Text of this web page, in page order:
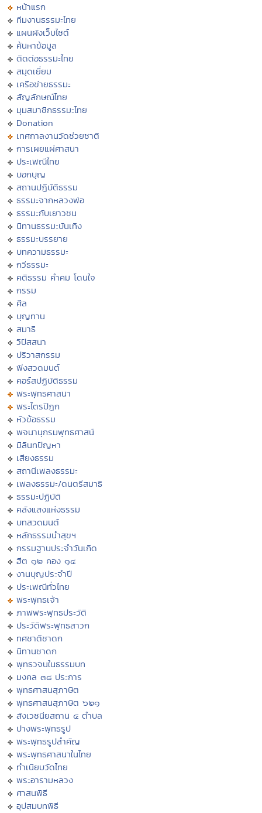
หน้าแรก
ทีมงานธรรมะไทย
แผนผังเว็บไซต์
ค้นหาข้อมูล
ติดต่อธรรมะไทย
สมุดเยี่ยม
เครือข่ายธรรมะ
สัญลักษณ์ไทย
มุมสมาชิกธรรมะไทย
Donation
เทศกาลงานวัดช่วยชาติ
การเผยแผ่ศาสนา
ประเพณีไทย
บอกบุญ
สถานปฏิบัติธรรม
ธรรมะจากหลวงพ่อ
ธรรมะกับเยาวชน
นิทานธรรมะบันเทิง
ธรรมะบรรยาย
บทความธรรมะ
กวีธรรมะ
คติธรรม คำคม โดนใจ
กรรม
ศีล
บุญทาน
สมาธิ
วิปัสสนา
ปริวาสกรรม
ฟังสวดมนต์
คอร์สปฏิบัติธรรม
พระพุทธศาสนา
พระไตรปิฏก
หัวข้อธรรม
พจนานุกรมพุทธศาสน์
มิลินทปัญหา
เสียงธรรม
สถานีเพลงธรรมะ
เพลงธรรมะ/ดนตรีสมาธิ
ธรรมะปฏิบัติ
คลังแสงแห่งธรรม
บทสวดมนต์
หลักธรรมนำสุขฯ
กรรมฐานประจำวันเกิด
ฮีต ๑๒ คอง ๑๔
งานบุญประจำปี
ประเพณีทั่วไทย
พระพุทธเจ้า
ภาพพระพุทธประวัติ
ประวัติพระพุทธสาวก
ทศชาติชาดก
นิทานชาดก
พุทธวจนในธรรมบท
มงคล ๓๘ ประการ
พุทธศาสนสุภาษิต
พุทธศาสนสุภาษิต ๖๒๑
สังเวชนียสถาน ๔ ตำบล
ปางพระพุทธรูป
พระพุทธรูปสำคัญ
พระพุทธศาสนาในไทย
ทำเนียบวัดไทย
พระอารามหลวง
ศาสนพิธี
อุปสมบทพิธี